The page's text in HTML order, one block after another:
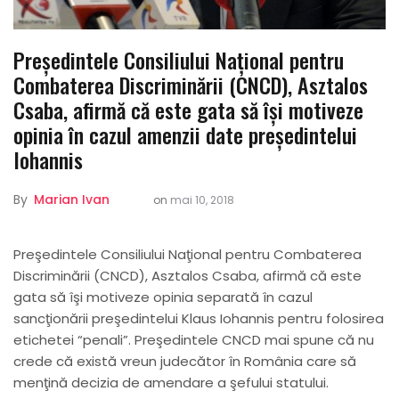
Preşedintele Consiliului Naţional pentru
Combaterea Discriminării (CNCD), Asztalos
Csaba, afirmă că este gata să îşi motiveze
opinia în cazul amenzii date președintelui
Iohannis
By Marian Ivan on mai 10, 2018
Preşedintele Consiliului Naţional pentru Combaterea
Discriminării (CNCD), Asztalos Csaba, afirmă că este
gata să îşi motiveze opinia separată în cazul
sancţionării preşedintelui Klaus Iohannis pentru folosirea
etichetei “penali”. Preşedintele CNCD mai spune că nu
crede că există vreun judecător în România care să
menţină decizia de amendare a şefului statului.